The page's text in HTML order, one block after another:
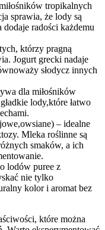
tropikalnych
sprawia, że lody są
radości każdemu
⁤którzy pragną
Jogurt grecki nadaje
słodycz ‌innych
dla miłośników
lody,które łatwo
– idealne
‍Mleka roślinne są
smaków, a ich
lodów puree z
nie tylko
kolor i aromat bez
które można